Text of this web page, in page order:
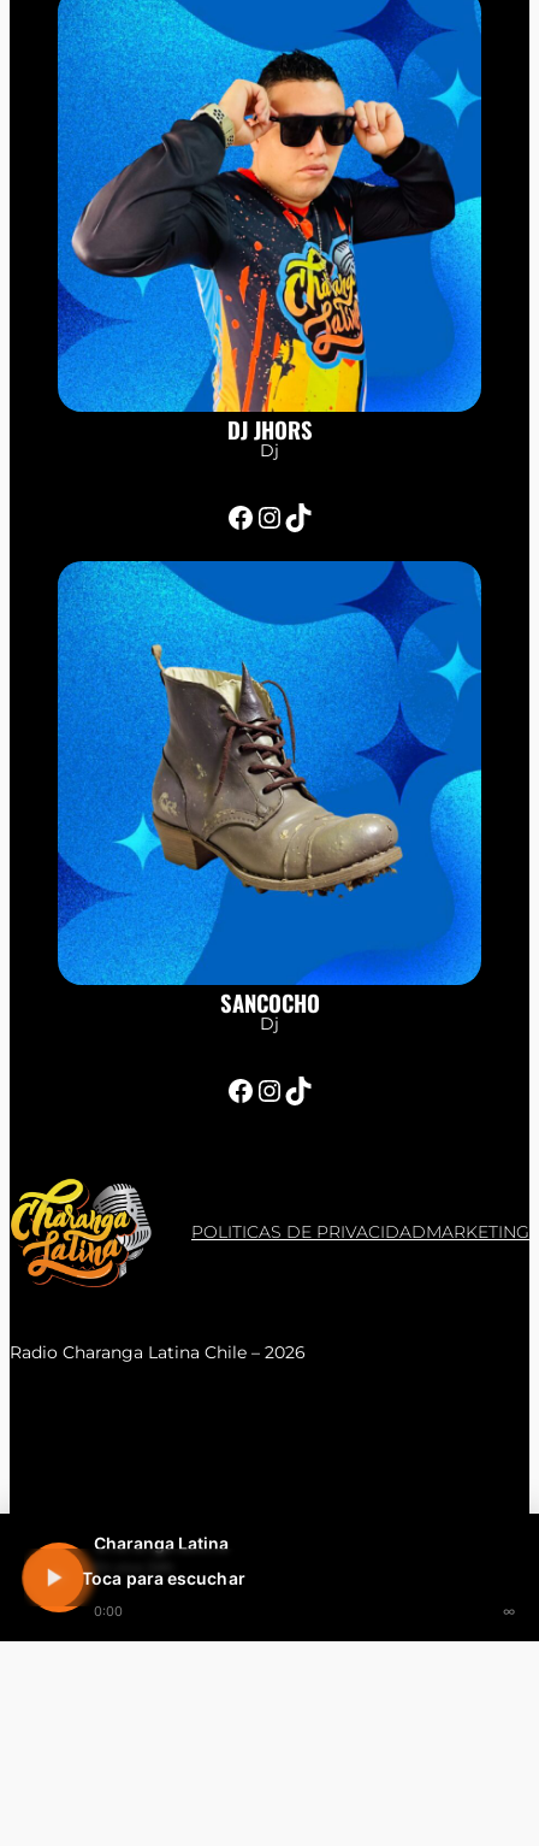
Charanga Latina
En vivo 24h
0:00 ∞
Toca para escuchar
DJ JHORS
Dj
Facebook InstagramTikTok
SANCOCHO
Dj
Facebook InstagramTikTok
POLITICAS DE PRIVACIDADMARKETING
Radio Charanga Latina Chile – 2026